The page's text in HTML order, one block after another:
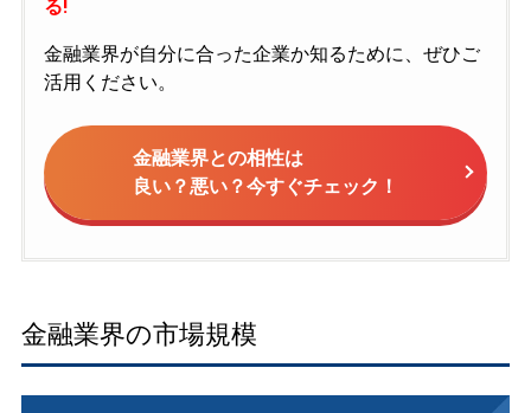
る!
金融業界が自分に合った企業か知るために、ぜひご
活用ください。
金融業界との相性は
良い？悪い？今すぐチェック！
金融業界の市場規模